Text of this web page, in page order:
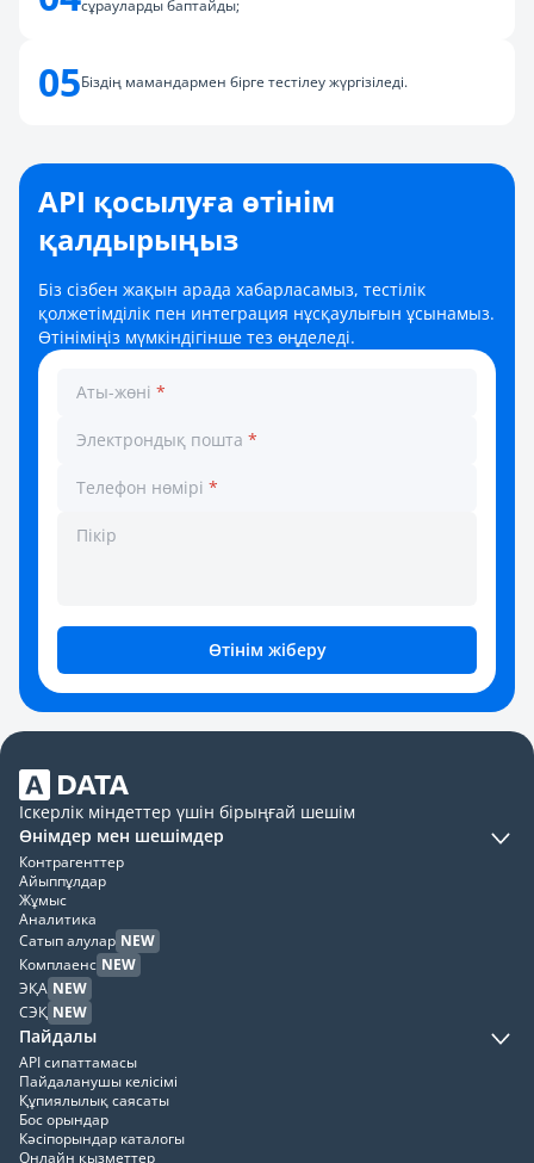
сұрауларды баптайды;
05Біздің мамандармен бірге тестілеу жүргізіледі.
API қосылуға өтінім
қалдырыңыз
Біз сізбен жақын арада хабарласамыз, тестілік
қолжетімділік пен интеграция нұсқаулығын ұсынамыз.
Өтініміңіз мүмкіндігінше тез өңделеді.
Аты-жөні *
Электрондық пошта *
Телефон нөмірі *
Пікір
Өтінім жіберу
Іскерлік міндеттер үшін бірыңғай шешім
Өнімдер мен шешімдер
Контрагенттер
Айыппұлдар
Жұмыс
Аналитика
Сатып алулар NEW
Комплаенс NEW
ЭҚА NEW
СЭҚ NEW
Пайдалы
API сипаттамасы
Пайдаланушы келісімі
Құпиялылық саясаты
Бос орындар
Кәсіпорындар каталогы
Онлайн қызметтер